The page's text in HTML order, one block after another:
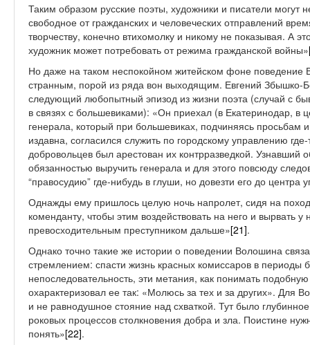
Таким образом русские поэты, художники и писатели могут
свободное от гражданских и человеческих отправлений
творчеству, конечно втихомолку и никому не показывая. А
художник может потребовать от режима гражданской войны»
Но даже на таком неспокойном житейском фоне поведение
странным, порой из ряда вон выходящим. Евгений Збышко-
следующий любопытный эпизод из жизни поэта (случай с
в связях с большевиками): «Он приехал (в Екатеринодар, в
генерала, который при большевиках, подчиняясь просьбам
издавна, согласился служить по городскому управлению
добровольцев был арестован их контрразведкой.
обязанностью выручить генерала и для этого повсюду
“правосудию” где-нибудь в глуши, но довезти его до центра
Однажды ему пришлось целую ночь напролет, сидя на
коменданту, чтобы этим воздействовать на него и вырвать
превосходительным преступником дальше»[21].
Однако точно такие же истории о поведении Волошина
стремлением: спасти жизнь красных комиссаров в периоды
непоследовательность, эти метания, как понимать
охарактеризовал ее так: «Молюсь за тех и за других». Для
и не равнодушное стояние над схваткой. Тут было
роковых процессов столкновения добра и зла. Поистине
понять»[22].